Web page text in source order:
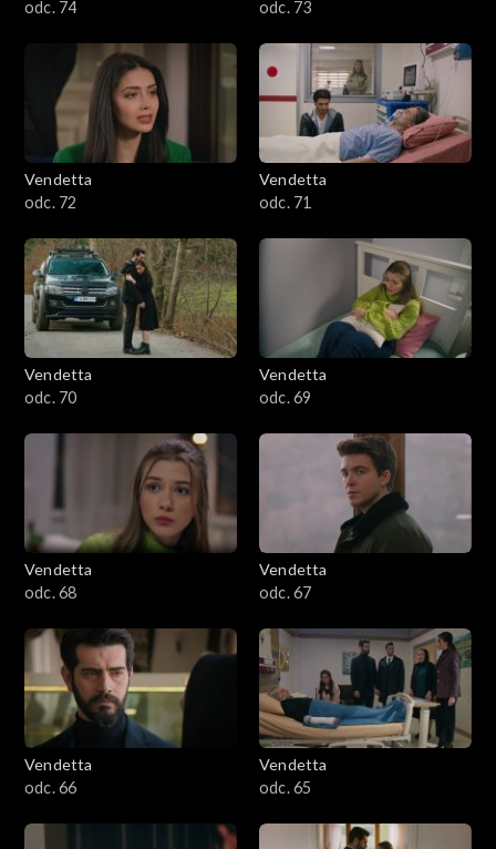
odc. 74 odc. 73
Vendetta
odc. 72
Vendetta
odc. 71
Vendetta
odc. 70
Vendetta
odc. 69
Vendetta
odc. 68
Vendetta
odc. 67
Vendetta
odc. 66
Vendetta
odc. 65